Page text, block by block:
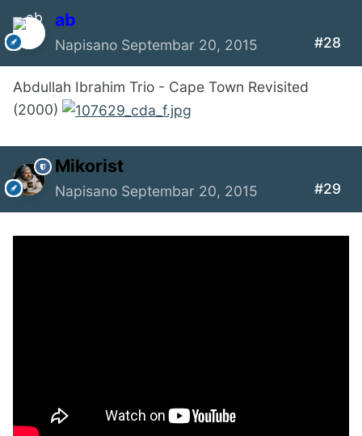
ab
Napisano Septembar 20, 2015 #28
Abdullah Ibrahim Trio - Cape Town Revisited
(2000)
Mikorist
Napisano Septembar 20, 2015 #29